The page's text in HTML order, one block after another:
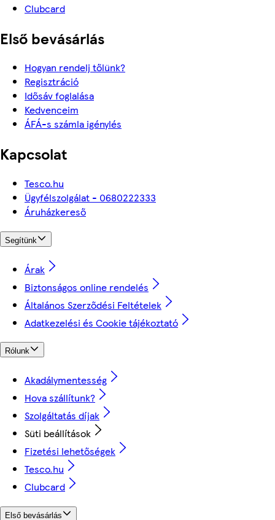
Clubcard
Első bevásárlás
Hogyan rendelj tőlünk?
Regisztráció
Idősáv foglalása
Kedvenceim
ÁFÁ-s számla igénylés
Kapcsolat
Tesco.hu
Ügyfélszolgálat - 0680222333
Áruházkereső
Segítünk
Árak
Biztonságos online rendelés
Általános Szerződési Feltételek
Adatkezelési és Cookie tájékoztató
Rólunk
Akadálymentesség
Hova szállítunk?
Szolgáltatás díjak
Süti beállítások
Fizetési lehetőségek
Tesco.hu
Clubcard
Első bevásárlás